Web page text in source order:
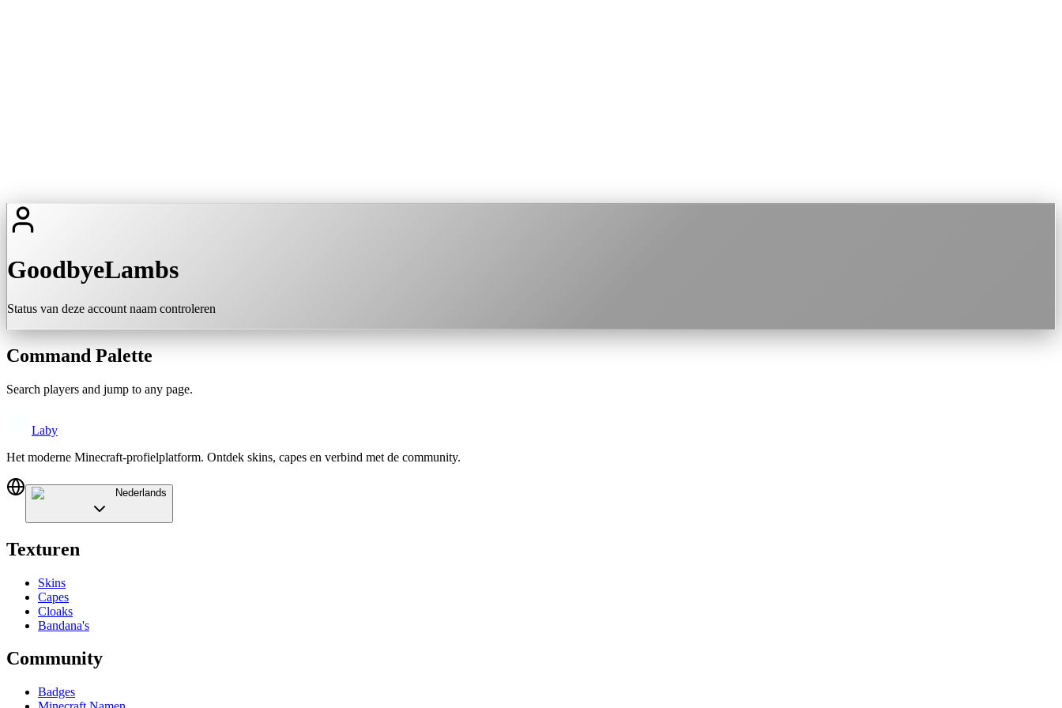
GoodbyeLambs
Status van deze account naam controleren
Command Palette
Search players and jump to any page.
Laby
Het moderne Minecraft-profielplatform. Ontdek skins, capes en verbind met de community.
Nederlands
Texturen
Skins
Capes
Cloaks
Bandana's
Community
Badges